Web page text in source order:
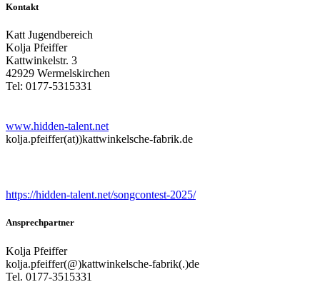
Kontakt
Katt Jugendbereich
Kolja Pfeiffer
Kattwinkelstr. 3
42929 Wermelskirchen
Tel: 0177-5315331
www.hidden-talent.net
kolja.pfeiffer(at))kattwinkelsche-fabrik.de
https://hidden-talent.net/songcontest-2025/
Ansprechpartner
Kolja Pfeiffer
kolja.pfeiffer(@)kattwinkelsche-fabrik(.)de
Tel. 0177-3515331